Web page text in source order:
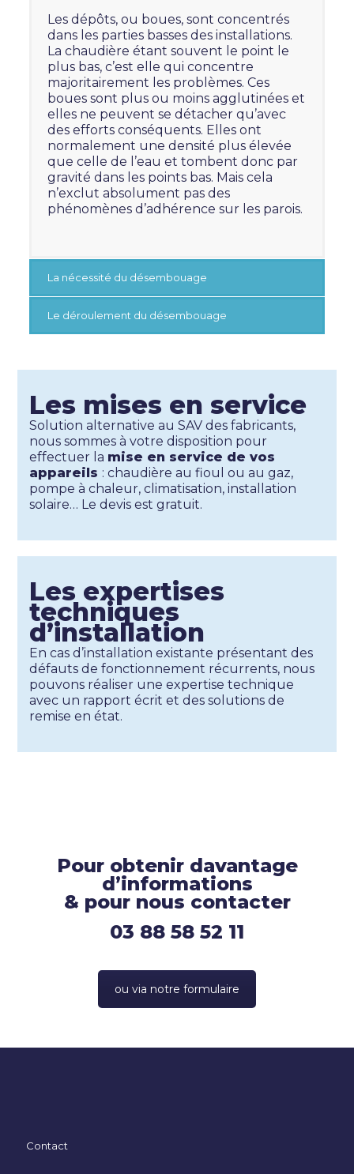
Les dépôts, ou boues, sont concentrés
dans les parties basses des installations.
La chaudière étant souvent le point le
plus bas, c’est elle qui concentre
majoritairement les problèmes. Ces
boues sont plus ou moins agglutinées et
elles ne peuvent se détacher qu’avec
des efforts conséquents. Elles ont
normalement une densité plus élevée
que celle de l’eau et tombent donc par
gravité dans les points bas. Mais cela
n’exclut absolument pas des
phénomènes d’adhérence sur les parois.
La nécessité du désembouage
Le déroulement du désembouage
Les mises en service
Solution alternative au SAV des fabricants,
nous sommes à votre disposition pour
effectuer la mise en service de vos
appareils : chaudière au fioul ou au gaz,
pompe à chaleur, climatisation, installation
solaire… Le devis est gratuit.
Les expertises
techniques
d’installation
En cas d’installation existante présentant des
défauts de fonctionnement récurrents, nous
pouvons réaliser une expertise technique
avec un rapport écrit et des solutions de
remise en état.
Pour obtenir davantage
d’informations
& pour nous contacter
03 88 58 52 11
ou via notre formulaire
Contact